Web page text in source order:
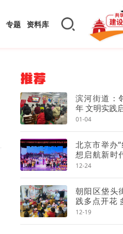
专题 资料库
推荐
滨河街道：
年 文明实践
01-04
北京市举办
想启航新时
列示范活动
12-24
朝阳区垡头
践多点开花
民心
12-19